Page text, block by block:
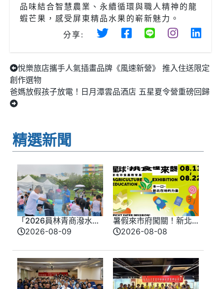
品味結合智慧農業、永續循環與職人精神的龍
蝦芒果，感受屏東精品水果的嶄新魅力。
分享:
悅樂旅店攜手人氣插畫品牌《風速新營》 推入住送限定
創作選物
爸媽放假孩子放電！日月潭雲品酒店 五星夏令營重磅回歸
精選新聞
「2026員林青商潑水
節」 大小朋友打水仗 玩
2026-08-09
暑假來市府闖關！新北
味覺星球8/13登場 8/10
2026-08-08